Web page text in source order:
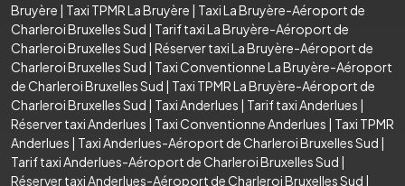
Bruyère | Taxi TPMR La Bruyère | Taxi La Bruyère-Aéroport de
Charleroi Bruxelles Sud | Tarif taxi La Bruyère-Aéroport de
Charleroi Bruxelles Sud | Réserver taxi La Bruyère-Aéroport de
Charleroi Bruxelles Sud | Taxi Conventionne La Bruyère-Aéroport
de Charleroi Bruxelles Sud | Taxi TPMR La Bruyère-Aéroport de
Charleroi Bruxelles Sud | Taxi Anderlues | Tarif taxi Anderlues |
Réserver taxi Anderlues | Taxi Conventionne Anderlues | Taxi TPMR
Anderlues | Taxi Anderlues-Aéroport de Charleroi Bruxelles Sud |
Tarif taxi Anderlues-Aéroport de Charleroi Bruxelles Sud |
Réserver taxi Anderlues-Aéroport de Charleroi Bruxelles Sud |